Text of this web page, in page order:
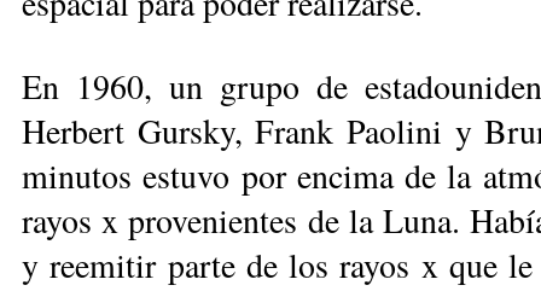
En 1960, un grupo de
Herbert Gursky, Frank Paolini y
minutos estuvo por encima de la
rayos x provenientes de la Luna.
y reemitir parte de los rayos x que